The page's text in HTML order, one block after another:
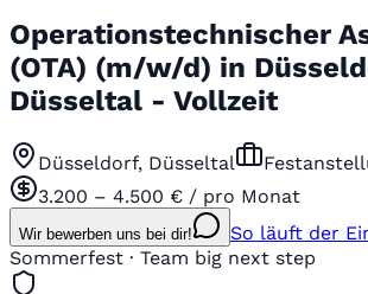
Operationstechnischer
(OTA) (m/w/d) in
Düsseltal - Vollzeit
Düsseldorf, Düsseltal
3.200 – 4.500 € / pro Monat
Wir bewerben uns bei dir!
So läuft der
Sommerfest · Team big next step